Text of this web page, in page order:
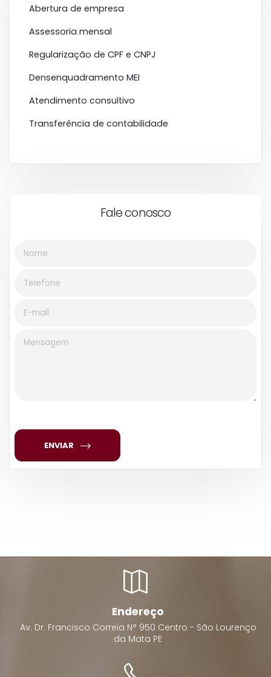
Abertura de empresa
Assessoria mensal
Regularização de CPF e CNPJ
Densenquadramento MEI
Atendimento consultivo
Transferência de contabilidade
Fale conosco
ENVIAR
Endereço
Av. Dr. Francisco Correia N° 950 Centro - São Lourenço
da Mata PE